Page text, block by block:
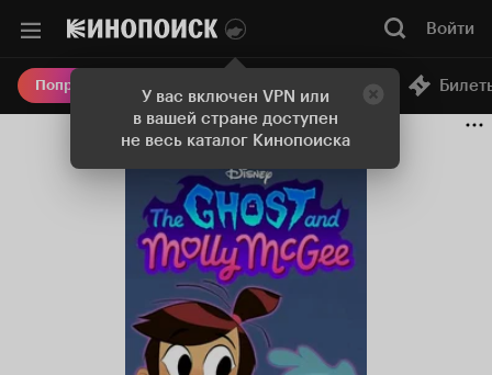
У вас включен VPN или
в вашей стране доступен
не весь каталог Кинопоиска
Войти
Попробовать Плюс Онлайн-кинотеатр